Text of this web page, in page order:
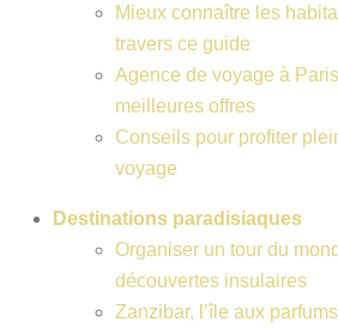
Mieux connaître les
travers ce guide
Agence de voyage à
meilleures offres
Conseils pour profiter
voyage
Destinations paradisiaques
Organiser un tour du
découvertes insulaires
Zanzibar, l’île aux